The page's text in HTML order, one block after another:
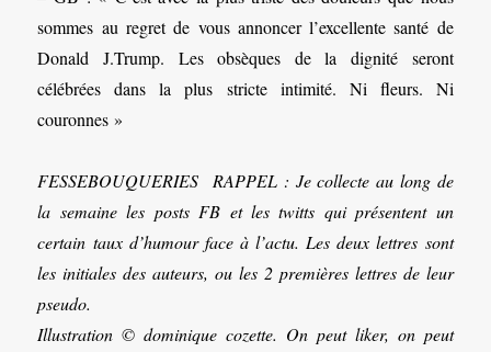
sommes au regret de vous annoncer l’excellente santé de
Donald J.Trump. Les obsèques de la dignité seront
célébrées dans la plus stricte intimité. Ni fleurs. Ni
couronnes »
FESSEBOUQUERIES RAPPEL : Je collecte au long de
la semaine les posts FB et les twitts qui présentent un
certain taux d’humour face à l’actu. Les deux lettres sont
les initiales des auteurs, ou les 2 premières lettres de leur
pseudo.
Illustration © dominique cozette. On peut liker, on peut